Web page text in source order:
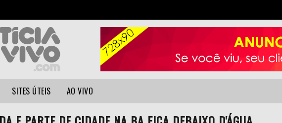
SITES ÚTEIS AO VIVO